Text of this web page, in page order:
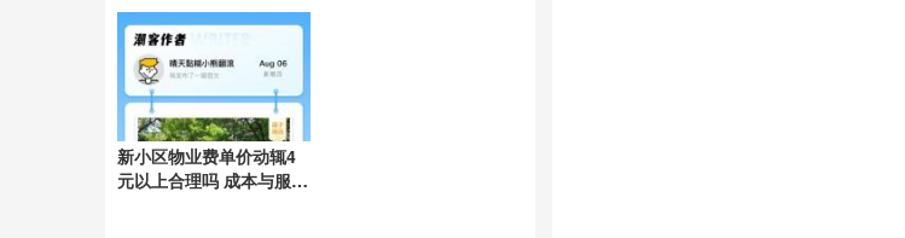
新小区物业费单价动辄4
元以上合理吗 成本与服务